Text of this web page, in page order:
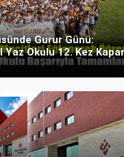
Gurur Günü:
Yaz Okulu 12. Kez